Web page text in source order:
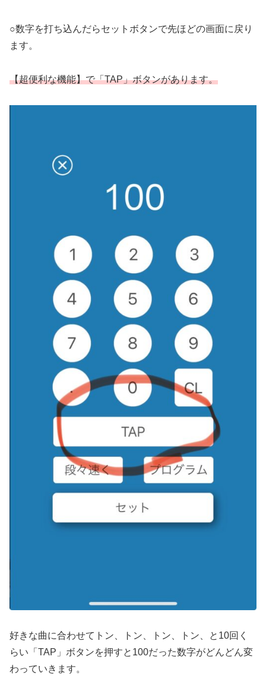
○数字を打ち込んだらセットボタンで先ほどの画面に戻り
ます。
【超便利な機能】で「TAP」ボタンがあります。
好きな曲に合わせてトン、トン、トン、トン、と10回く
らい「TAP」ボタンを押すと100だった数字がどんどん変
わっていきます。